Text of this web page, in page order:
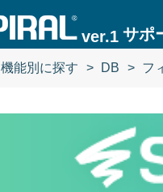
ver.1 サポ
機能別に探す DB フ